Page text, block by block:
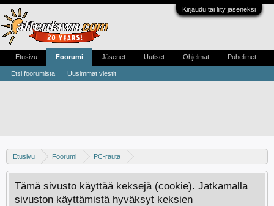
Kirjaudu tai liity jäseneksi
Etusivu Foorumi
PC-rauta
Näytönohjaimet - Apua, kokemuksia ja vinkkejä
Tämä sivusto käyttää keksejä (cookie). Jatkamalla
sivuston käyttämistä hyväksyt keksien
Etusivu Foorumi
Etsi foorumista Uusimmat viestit
Jäsenet Uutiset Ohjelmat Puhelimet